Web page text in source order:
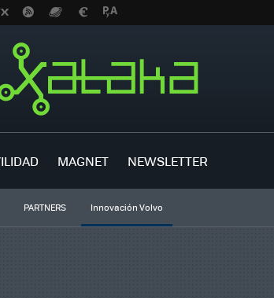
MAGNET NEWSLETTER
PARTNERS Innovación Volvo